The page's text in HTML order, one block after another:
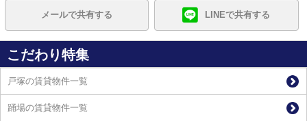
メールで共有する LINEで共有する
こだわり特集
戸塚の賃貸物件一覧
踊場の賃貸物件一覧